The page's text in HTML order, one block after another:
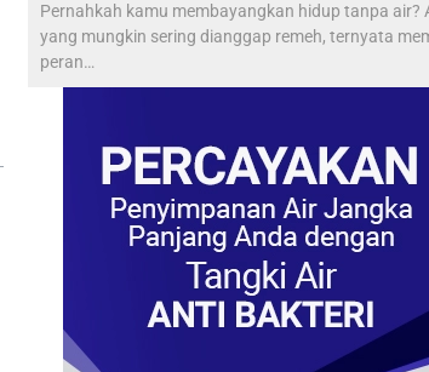
Pernahkah kamu membayangkan hidup tanpa air?
yang mungkin sering dianggap remeh, ternyata
peran…